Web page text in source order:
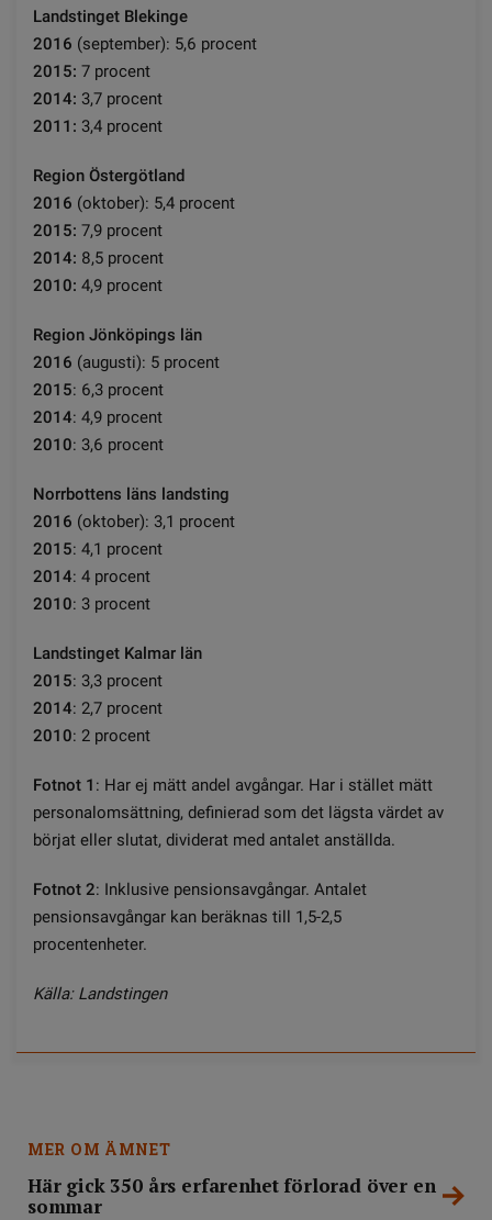
Landstinget Blekinge
2016 (september): 5,6 procent
2015: 7 procent
2014: 3,7 procent
2011: 3,4 procent
Region Östergötland
2016 (oktober): 5,4 procent
2015: 7,9 procent
2014: 8,5 procent
2010: 4,9 procent
Region Jönköpings län
2016 (augusti): 5 procent
2015: 6,3 procent
2014: 4,9 procent
2010: 3,6 procent
Norrbottens läns landsting
2016 (oktober): 3,1 procent
2015: 4,1 procent
2014: 4 procent
2010: 3 procent
Landstinget Kalmar län
2015: 3,3 procent
2014: 2,7 procent
2010: 2 procent
Fotnot 1 : Har ej mätt andel avgångar. Har i stället mätt
personalomsättning, definierad som det lägsta värdet av
börjat eller slutat, dividerat med antalet anställda.
Fotnot 2: Inklusive pensionsavgångar. Antalet
pensionsavgångar kan beräknas till 1,5-2,5
procentenheter.
Källa: Landstingen
MER OM ÄMNET
Här gick 350 års erfarenhet förlorad över en
sommar